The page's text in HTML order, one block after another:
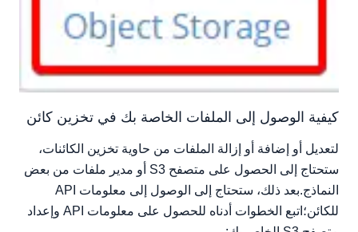
كيفية الوصول إلى الملفات الخاصة بك في تخزين كائن
لتعديل أو إضافة أو إزالة الملفات من حاوية تخزين الكائنات،
ستحتاج إلى الحصول على متصفح S3 أو مدير ملفات من بعض
النماذج.بعد ذلك، ستحتاج إلى الوصول إلى معلومات API
للكائن؛اتبع الخطوات أدناه للحصول على معلومات API وإعداد